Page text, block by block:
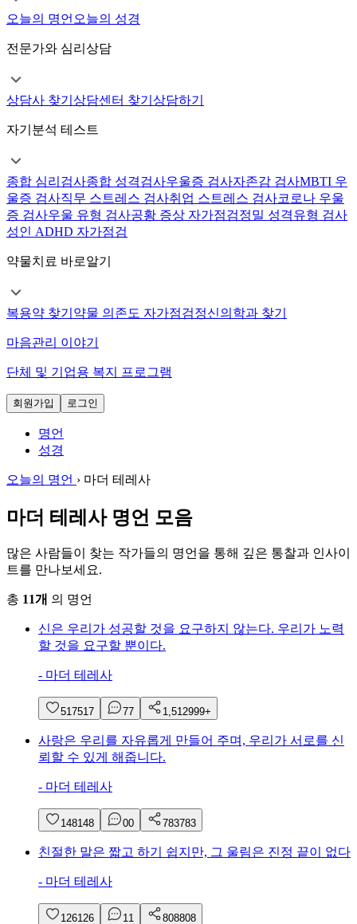
오늘의 명언 오늘의 성경
전문가와 심리상담
상담사 찾기 상담센터 찾기 상담하기
자기분석 테스트
종합 심리검사종합 성격검사우울증 검사자존감 검사MBTI 우
울증 검사직무 스트레스 검사취업 스트레스 검사코로나 우울
증 검사우울 유형 검사공황 증상 자가점검정밀 성격유형 검사
성인 ADHD 자가점검
약물치료 바로알기
복용약 찾기 약물 의존도 자가점검정신의학과 찾기
마음관리 이야기
단체 및 기업용 복지 프로그램
회원가입 로그인
명언
성경
오늘의 명언 › 마더 테레사
마더 테레사 명언 모음
많은 사람들이 찾는 작가들의 명언을 통해 깊은 통찰과 인사이
트를 만나보세요.
총 11개 의 명언
신은 우리가 성공할 것을 요구하지 않는다. 우리가 노력
할 것을 요구할 뿐이다.
- 마더 테레사
517517 77 1,512999+
사랑은 우리를 자유롭게 만들어 주며, 우리가 서로를 신
뢰할 수 있게 해줍니다.
- 마더 테레사
148148 00 783783
친절한 말은 짧고 하기 쉽지만, 그 울림은 진정 끝이 없다
- 마더 테레사
126126 11 808808